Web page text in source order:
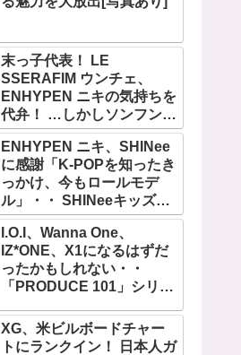
末っ子代表！ LE
SSERAFIM ウンチェ、
ENHYPEN ニキの気持ちを
代弁！ …しかしソンフンは
全否定「うちの末っ子は違
います」・・ かわいすぎる
２人の会話に爆笑
ENHYPEN ニキ、SHINee
に感謝「K-POPを知ったき
っかけ、今もロールモデ
ル」・・ SHINeeキッズと
しての経験を経て６年ぶり
に東京ドームに帰還した感
想は？
I.O.I、Wanna One、
IZ*ONE、X1になるはずだ
ったかもしれない・・
「PRODUCE 101」シリー
せられた練習生12人の氏名
が公表
XG、米ビルボードチャー
トにランクイン！ 日本人ガ